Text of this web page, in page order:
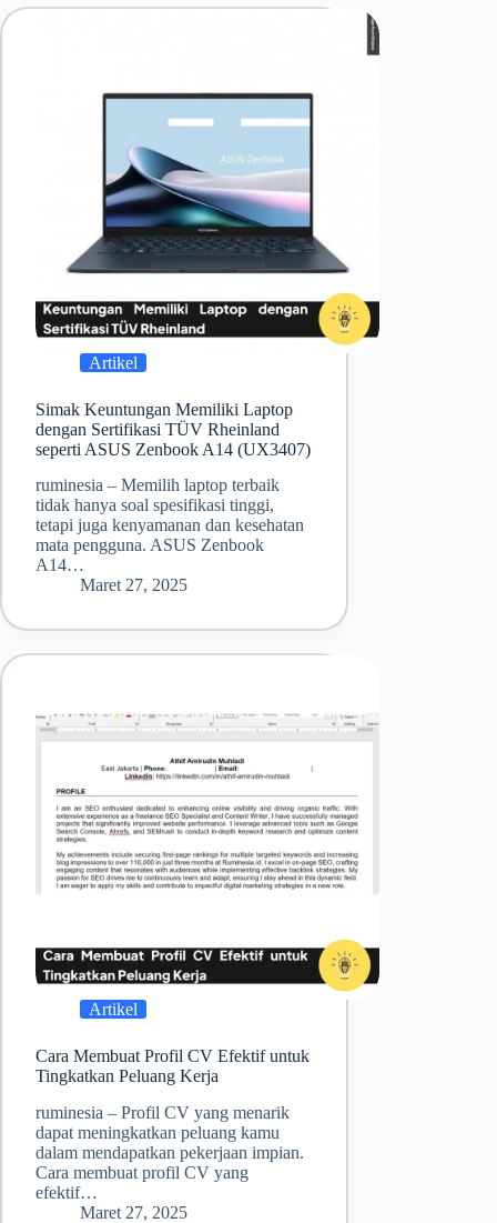
Artikel
Simak Keuntungan Memiliki Laptop
dengan Sertifikasi TÜV Rheinland
seperti ASUS Zenbook A14 (UX3407)
ruminesia – Memilih laptop terbaik
tidak hanya soal spesifikasi tinggi,
tetapi juga kenyamanan dan kesehatan
mata pengguna. ASUS Zenbook
A14…
Maret 27, 2025
Artikel
Cara Membuat Profil CV Efektif untuk
Tingkatkan Peluang Kerja
ruminesia – Profil CV yang menarik
dapat meningkatkan peluang kamu
dalam mendapatkan pekerjaan impian.
Cara membuat profil CV yang
efektif…
Maret 27, 2025